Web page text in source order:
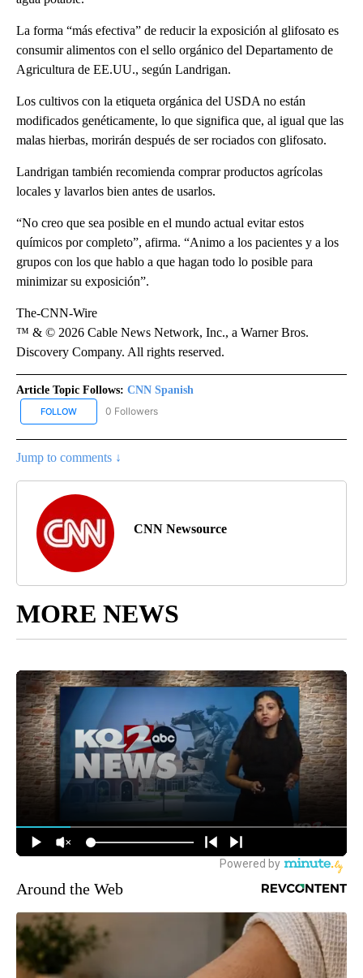
La forma “más efectiva” de reducir la exposición al glifosato es
consumir alimentos con el sello orgánico del Departamento de
Agricultura de EE.UU., según Landrigan.
Los cultivos con la etiqueta orgánica del USDA no están
modificados genéticamente, lo que significa que, al igual que las
malas hierbas, morirán después de ser rociados con glifosato.
Landrigan también recomienda comprar productos agrícolas
locales y lavarlos bien antes de usarlos.
“No creo que sea posible en el mundo actual evitar estos
químicos por completo”, afirma. “Animo a los pacientes y a los
grupos con los que hablo a que hagan todo lo posible para
minimizar su exposición”.
The-CNN-Wire
™ & © 2026 Cable News Network, Inc., a Warner Bros.
Discovery Company. All rights reserved.
Article Topic Follows: CNN Spanish
FOLLOW FOLLOW "CNN SPANISH" TO RECEIVE NOTIFICATIONS ABOUT
0 Followers
Jump to comments ↓
CNN Newsource
MORE NEWS
Around the Web